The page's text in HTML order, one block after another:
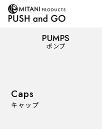
PUMPS
ポンプ
Caps
キャップ